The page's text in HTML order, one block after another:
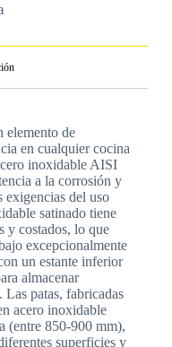
elemento de
en cualquier cocina
inoxidable AISI
a la corrosión y
exigencias del uso
satinado tiene
y costados, lo que
excepcionalmente
un estante inferior
almacenar
patas, fabricadas
acero inoxidable
(entre 850-900 mm),
superficies y